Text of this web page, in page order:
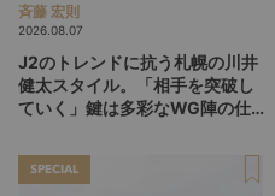
斉藤 宏則
2026.08.07
J2のトレンドに抗う札幌の川井
健太スタイル。「相手を突破し
ていく」鍵は多彩なWG陣の仕
SPECIAL